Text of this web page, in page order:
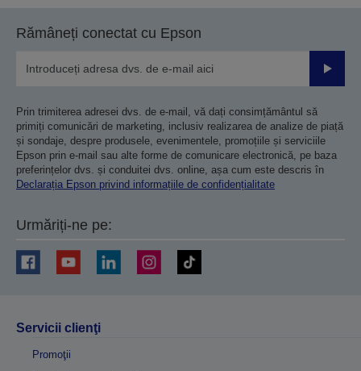
Rămâneți conectat cu Epson
Prin trimiterea adresei dvs. de e-mail, vă dați consimțământul să
primiți comunicări de marketing, inclusiv realizarea de analize de piață
și sondaje, despre produsele, evenimentele, promoțiile și serviciile
Epson prin e-mail sau alte forme de comunicare electronică, pe baza
preferințelor dvs. și conduitei dvs. online, așa cum este descris în
Declarația Epson privind informațiile de confidențialitate
Urmăriți-ne pe:
Servicii clienţi
Promoţii